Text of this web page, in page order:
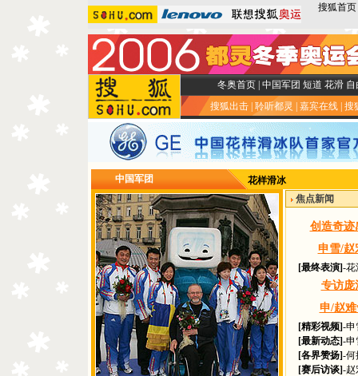
搜狐首页
冬奥首页| 中国军团 短道 花滑 自
搜狐出击 聆听都灵 嘉宾在线 搜
中国军团 花样滑冰
焦点新闻
创造奇迹
申雪/赵
[最终表演]-花
专访庞
申/赵
[精彩视频]-申
[最新动态]-申
[各界赞扬]-何
[赛后访谈]-赵